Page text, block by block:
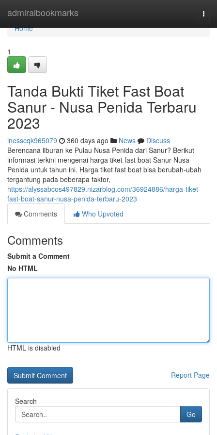
admiralbookmarks
Home
Home
1
Tanda Bukti Tiket Fast Boat
Sanur - Nusa Penida Terbaru
2023
inesscqk965079 360 days ago News
Discuss
Berencana liburan ke Pulau Nusa Penida dari Sanur? Berikut
informasi terkini mengenai harga tiket fast boat Sanur-Nusa
Penida untuk tahun ini. Harga tiket fast boat bisa berubah-ubah
tergantung pada beberapa faktor,
https://alyssabcos497829.nizarblog.com/36924886/harga-tiket-
fast-boat-sanur-nusa-penida-terbaru-2023
Comments
Who Upvoted
Comments
Submit a Comment
No HTML
HTML is disabled
Report Page
Search
Go